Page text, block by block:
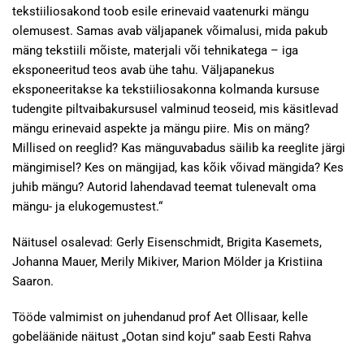
tekstiiliosakond toob esile erinevaid vaatenurki mängu
olemusest. Samas avab väljapanek võimalusi, mida pakub
mäng tekstiili mõiste, materjali või tehnikatega – iga
eksponeeritud teos avab ühe tahu. Väljapanekus
eksponeeritakse ka tekstiiliosakonna kolmanda kursuse
tudengite piltvaibakursusel valminud teoseid, mis käsitlevad
mängu erinevaid aspekte ja mängu piire. Mis on mäng?
Millised on reeglid? Kas mänguvabadus säilib ka reeglite järgi
mängimisel? Kes on mängijad, kas kõik võivad mängida? Kes
juhib mängu? Autorid lahendavad teemat tulenevalt oma
mängu- ja elukogemustest.“
Näitusel osalevad: Gerly Eisenschmidt, Brigita Kasemets,
Johanna Mauer, Merily Mikiver, Marion Mölder ja Kristiina
Saaron.
Tööde valmimist on juhendanud prof Aet Ollisaar, kelle
gobeläänide näitust „Ootan sind koju” saab Eesti Rahva